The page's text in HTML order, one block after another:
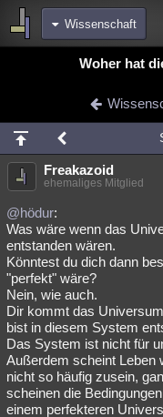
Wissenschaft
Chat Wiki
meine Rubriken
Menschen
Spiritualität
Natur Umfragen
weitere Rubriken
Philosophie
Astronomie Helpdesk
Musik Clash
Übersichten
Woher hat
Freakazoid
ehemaliges Mitglied
@hödur:
Was wäre wenn das
entstanden wären.
Könntest du dich dann
"perfekt" wäre?
Nein, wie auch.
Dir kommt das
bist in diesem System
Das System ist nicht für
Außerdem scheint Leben
nicht so häufig zusein,
scheinen die
einem perfekteren